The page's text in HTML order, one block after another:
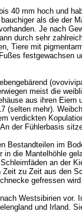
40 mm hoch und
als die der
Je nach
durch sehr
Tiere mit
festgewachsen
meist die
aus ihren Eiern
(selten mehr).
verdickten
der Fühlerbasis
Bestandteilen im
die Mantelhöhle
an der
zu Zeit aus den
gefressen wird.
Westsibirien vor.
und Irland.